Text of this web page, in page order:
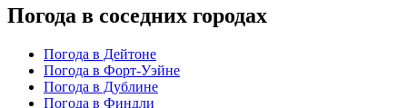
Погода в соседних городах
Погода в Дейтоне
Погода в Форт-Уэйне
Погода в Дублине
Погода в Финдли